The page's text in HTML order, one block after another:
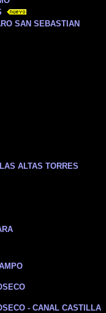
SAN SEBASTIAN
ALTAS TORRES
- CANAL CASTILLA